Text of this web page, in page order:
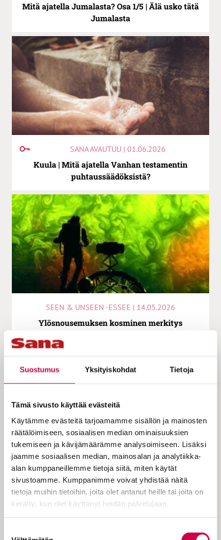
Suostumus Yksityiskohdat Tietoja
Tämä sivusto käyttää evästeitä
Käytämme evästeitä tarjoamamme sisällön ja mainosten
räätälöimiseen, sosiaalisen median ominaisuuksien
tukemiseen ja kävijämäärämme analysoimiseen. Lisäksi
jaamme sosiaalisen median, mainosalan ja analytiikka-
alan kumppaneillemme tietoja siitä, miten käytät
sivustoamme. Kumppanimme voivat yhdistää näitä
tietoja muihin tietoihin, joita olet antanut heille tai joita on
kerätty, kun olet käyttänyt heidän palvelujaan.
Mitä ajatella Jumalasta? Osa 1/5 | Älä usko tätä
Jumalasta
SANA AVAUTUU | 01.06.2026
Kuula | Mitä ajatella Vanhan testamentin
puhtaussäädöksistä?
SEEN & UNSEEN -ESSEE | 14.05.2026
Ylösnousemuksen kosminen merkitys
SANA AVAUTUU | 13.05.2026
Raamatullisen apokalyptiikan vaikutuksia, osa
4/4 | Historian oikealla puolella